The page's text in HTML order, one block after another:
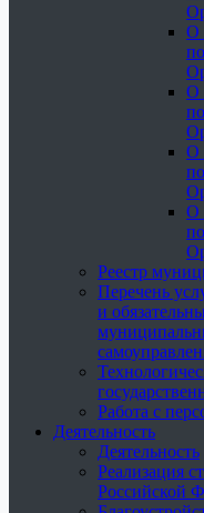
О
О
О
О
Реестр
Перечень
и
Работа с
Деятельность
Деятельность
Реализация
Российской